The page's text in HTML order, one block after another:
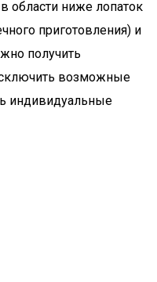
области ниже лопаток
приготовления) и
получить
возможные
индивидуальные